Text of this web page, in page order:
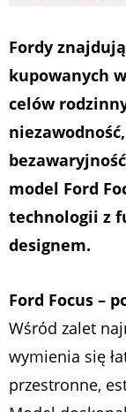
Fordy
kupowanych
celów
model Ford
technologii z
designem.
Ford Focus –
Wśród zalet
wymienia się
przestronne,